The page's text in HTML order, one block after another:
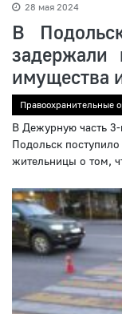
28 мая 2024
В
задержали
имущества
Правоохранительные
В Дежурную часть
Подольск
жительницы о том,